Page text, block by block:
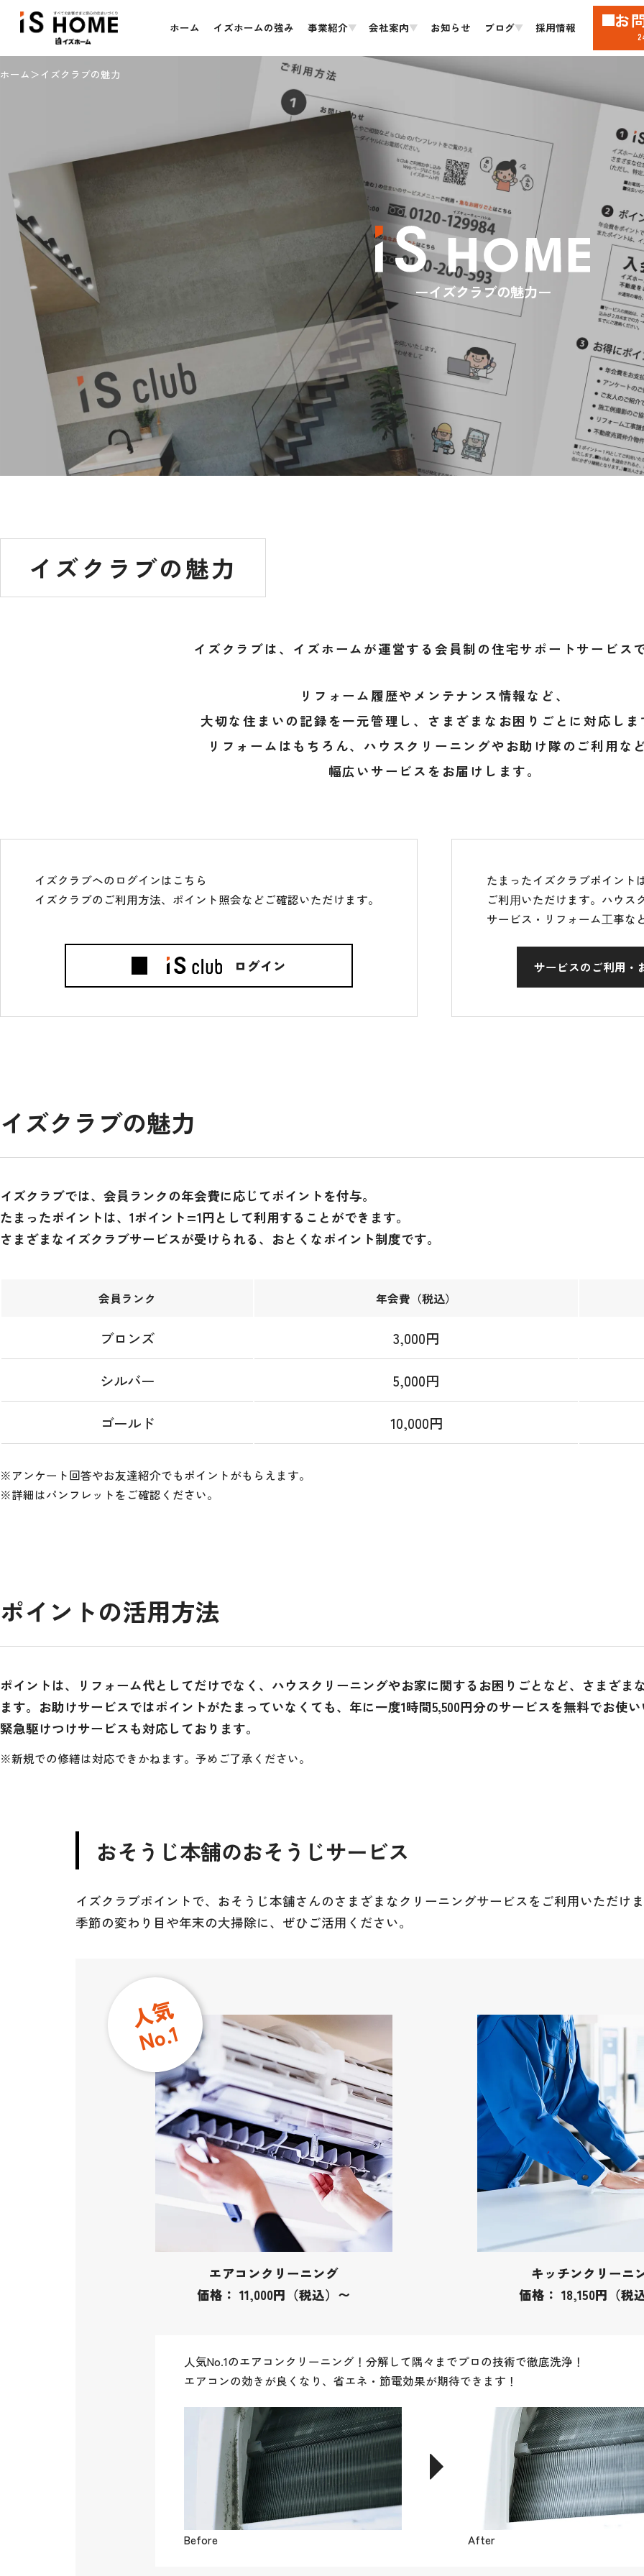
ホーム イズホームの強み 事業紹介 会社案内 お知らせ ブログ 採用情報 お
ホーム イズクラブの魅力
イズクラブの魅力
イズクラブの魅力
イズクラブは、イズホームが運営する会員制の住宅サポートサービスで
リフォーム履歴やメンテナンス情報など、
大切な住まいの記録を一元管理し、さまざまなお困りごとに対応しま
リフォームはもちろん、ハウスクリーニングやお助け隊のご利用など
幅広いサービスをお届けします。
イズクラブへのログインはこちら
イズクラブのご利用方法、ポイント照会などご確認いただけます。
ログイン
たまったイズクラブポイントは
ご利⽤いただけます。ハウス
サービス・リフォーム⼯事な
サービスのご利用 ・
イズクラブの魅力
イズクラブでは、会員ランクの年会費に応じてポイントを付与。
たまったポイントは、1ポイント=1円として利用することができます。
さまざまなイズクラブサービスが受けられる、おとくなポイント制度です。
会員ランク 年会費 （税込）
ブロンズ 3,000円
シルバー 5,000円
ゴールド 10,000円
※アンケート回答やお友達紹介でもポイントがもらえます。
※詳細はパンフレットをご確認ください。
ポイントの活用方法
ポイントは、リフォーム代としてだけでなく、ハウスクリーニングやお家に関するお困りごとなど、さまざま
ます。お助けサービスではポイントがたまっていなくても、年に一度1時間5,500円分のサービスを無料でお使
緊急駆けつけサービスも対応しております。
※新規での修繕は対応できかねます。予めご了承ください。
おそうじ本舗のおそうじサービス
イズクラブポイントで、おそうじ本舗さんのさまざまなクリーニングサービスをご利用いただけま
季節の変わり目や年末の大掃除に、ぜひご活用ください。
エアコンクリーニング
価格 ： 11,000円（税込）〜
キッチンクリーニ
価格 ： 18,150円（税
人気No.1のエアコンクリーニング！分解して隅々までプロの技術で徹底洗浄！
エアコンの効きが良くなり、省エネ・節電効果が期待できます！
Before After